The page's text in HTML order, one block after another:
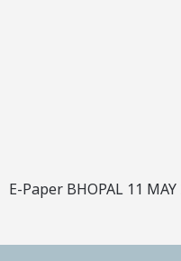
E-Paper BHOPAL 11